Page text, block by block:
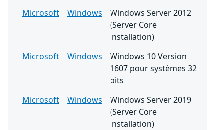
Microsoft
Windows
Windows Server 2012
(Server Core
installation)
Microsoft
Windows
Windows 10 Version
1607 pour systèmes 32
bits
Microsoft
Windows
Windows Server 2019
(Server Core
installation)